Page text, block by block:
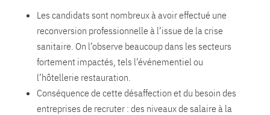
Les candidats sont nombreux à avoir effectué une
reconversion professionnelle à l’issue de la crise
sanitaire. On l’observe beaucoup dans les secteurs
fortement impactés, tels l’événementiel ou
l’hôtellerie restauration.
Conséquence de cette désaffection et du besoin des
entreprises de recruter : des niveaux de salaire à la